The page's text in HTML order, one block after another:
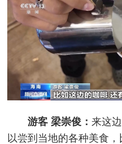
游客 梁崇俊： 来这
以尝到当地的各种美食，